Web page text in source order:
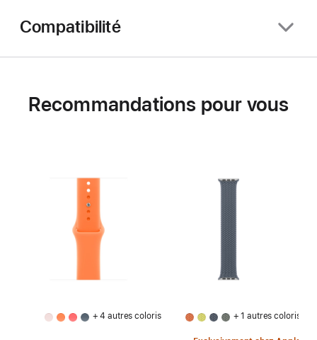
Compatibilité
Recommandations pour vous
+ 4 autres coloris + 1 autres coloris